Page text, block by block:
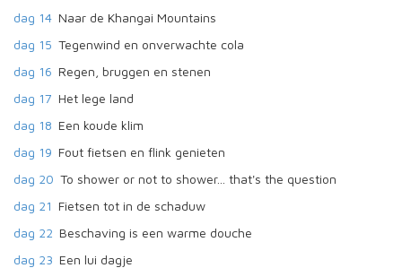
dag 14 Naar de Khangai Mountains
dag 15 Tegenwind en onverwachte cola
dag 16 Regen, bruggen en stenen
dag 17 Het lege land
dag 18 Een koude klim
dag 19 Fout fietsen en flink genieten
dag 20 To shower or not to shower... that's the question
dag 21 Fietsen tot in de schaduw
dag 22 Beschaving is een warme douche
dag 23 Een lui dagje